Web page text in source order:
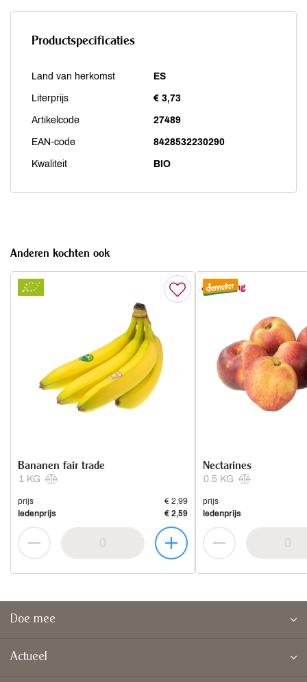
Productspecificaties
Land van herkomst ES
Literprijs € 3,73
Artikelcode 27489
EAN-code 8428532230290
Kwaliteit BIO
Anderen kochten ook
1 KG
Bananen fair trade
prijs
€ 2,99
ledenprijs
€ 2,59
Aanbieding
0.5 KG
Nectarines
prijs
ledenprijs
Doe mee
Actueel